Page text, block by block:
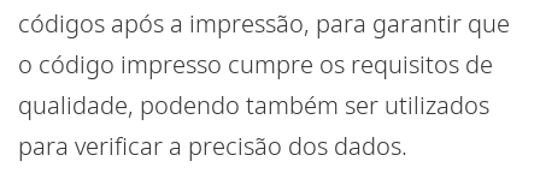
códigos após a impressão, para garantir que
o código impresso cumpre os requisitos de
qualidade, podendo também ser utilizados
para verificar a precisão dos dados.